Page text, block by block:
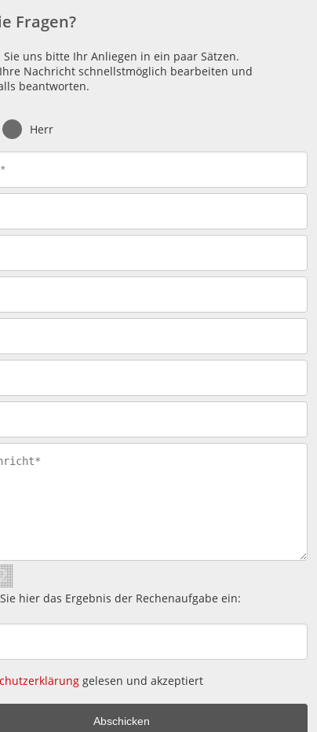
Fragen?
Sie uns bitte Ihr Anliegen in ein paar Sätzen.
Nachricht schnellstmöglich bearbeiten und
beantworten.
Herr
hier das Ergebnis der Rechenaufgabe ein:
gelesen und akzeptiert